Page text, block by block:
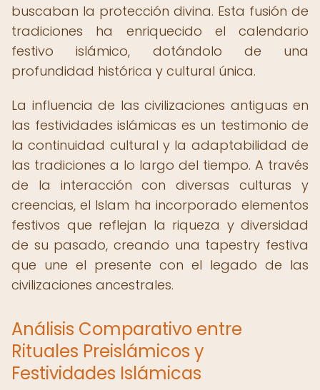
buscaban la protección divina. Esta fusión de
tradiciones ha enriquecido el calendario
festivo islámico, dotándolo de una
profundidad histórica y cultural única.
La influencia de las civilizaciones antiguas en
las festividades islámicas es un testimonio de
la continuidad cultural y la adaptabilidad de
las tradiciones a lo largo del tiempo. A través
de la interacción con diversas culturas y
creencias, el Islam ha incorporado elementos
festivos que reflejan la riqueza y diversidad
de su pasado, creando una tapestry festiva
que une el presente con el legado de las
civilizaciones ancestrales.
Análisis Comparativo entre
Rituales Preislámicos y
Festividades Islámicas